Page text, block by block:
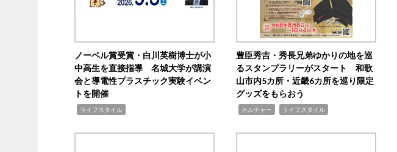
ノーベル賞受賞・白川英樹博士が小
中高生を直接指導 名城大学が講演
会と導電性プラスチック実験イベン
トを開催
ライフスタイル
豊臣秀吉・秀長兄弟ゆかりの地を巡
るスタンプラリーがスタート 和歌
山市内5カ所・近畿6カ所を巡り限定
グッズをもらおう
カルチャー ライフスタイル